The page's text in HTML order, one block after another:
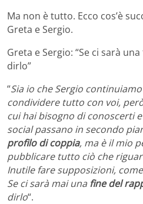
Ma non è tutto. Ecco cos’è
Greta e Sergio.
Greta e Sergio: “Se ci sarà
dirlo”
“Sia io che Sergio
condividere tutto con voi,
cui hai bisogno di conoscerti e
social passano in secondo
profilo di coppia, ma è il mio
pubblicare tutto ciò che
Inutile fare supposizioni,
Se ci sarà mai una fine del
dirlo“.